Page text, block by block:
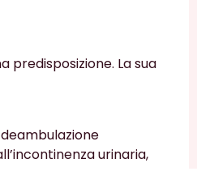
La sua
urinaria,